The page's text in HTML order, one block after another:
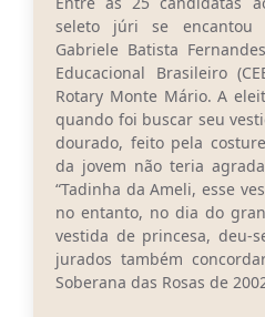
seleto júri se encantou
Gabriele Batista
Educacional Brasileiro
Rotary Monte Mário. A
quando foi buscar seu
dourado, feito pela
da jovem não teria
“Tadinha da Ameli, esse
no entanto, no dia do
vestida de princesa, deu-
jurados também
Soberana das Rosas de